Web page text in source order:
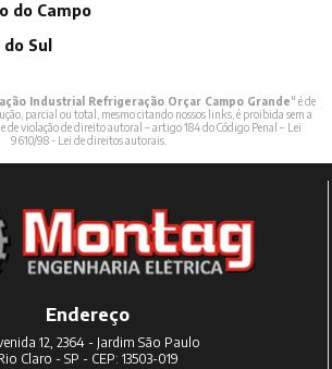
do Campo
do Sul
Industrial Refrigeração Orçar Campo Grande" é de
parcial ou total, mesmo citando nossos links, é proibida sem a
de violação de direito autoral – artigo 184 do Código Penal –
Lei
9610/98 - Lei de direitos autorais.
Endereço
12, 2364 - Jardim São Paulo
Claro - SP - CEP: 13503-019